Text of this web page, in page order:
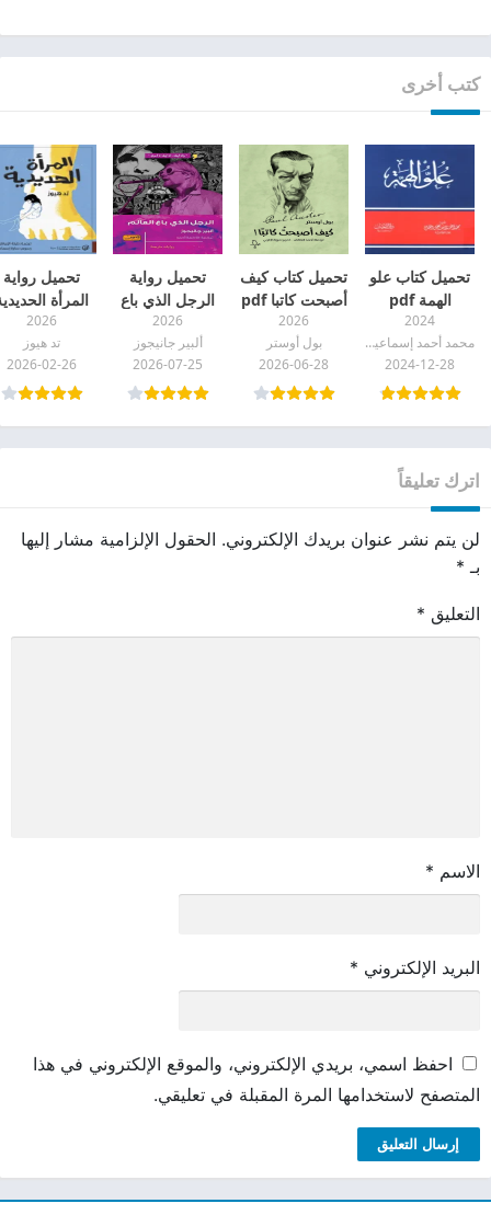
كتب أخرى
تحميل كتاب علو
الهمة pdf
2024
محمد أحمد إسماعيل المقدم
2024-12-28
تحميل كتاب كيف
أصبحت كاتبا pdf
2026
بول أوستر
2026-06-28
تحميل رواية
الرجل الذي باع
العالم pdf
2026
ألبير جانيجوز
2026-07-25
تحميل رواية
المرأة
pdf
2026
تد هيوز
2026-02-26
اترك تعليقاً
لن يتم نشر عنوان بريدك الإلكتروني. الحقول الإلزامية مشار إليها
بـ *
التعليق *
الاسم *
البريد الإلكتروني *
احفظ اسمي، بريدي الإلكتروني، والموقع الإلكتروني في هذا
المتصفح لاستخدامها المرة المقبلة في تعليقي.